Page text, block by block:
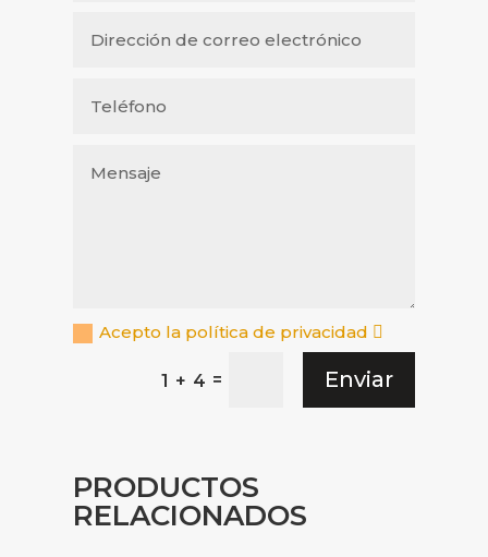
Acepto la política de privacidad
1 + 4 = Enviar
PRODUCTOS
RELACIONADOS